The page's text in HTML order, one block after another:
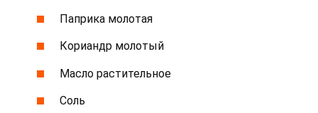
Паприка молотая
Кориандр молотый
Масло растительное
Соль